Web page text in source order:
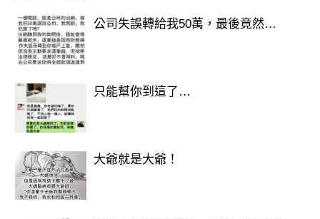
公司失誤轉給我50萬，最後竟然…
只能幫你到這了…
大爺就是大爺！